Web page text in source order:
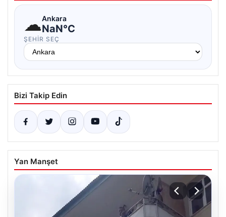
☁Ankara
NaN°C
ŞEHIR SEÇ
Bizi Takip Edin
Yan Manşet